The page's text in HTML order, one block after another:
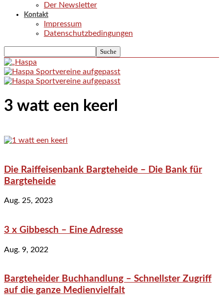
Der Newsletter
Kontakt
Impressum
Datenschutzbedingungen
3 watt een keerl
Die Raiffeisenbank Bargteheide – Die Bank für
Bargteheide
Aug. 25, 2023
3 x Gibbesch – Eine Adresse
Aug. 9, 2022
Bargteheider Buchhandlung – Schnellster Zugriff
auf die ganze Medienvielfalt